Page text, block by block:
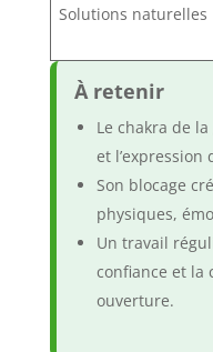
Solutions naturelles
À retenir
Le chakra de
et l’expression
Son blocage
physiques,
Un travail
confiance et la
ouverture.